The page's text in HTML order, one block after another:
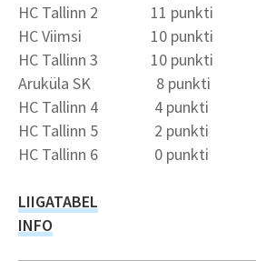
HC Tallinn 2 11 punkti
HC Viimsi 10 punkti
HC Tallinn 3 10 punkti
Aruküla SK 8 punkti
HC Tallinn 4 4 punkti
HC Tallinn 5 2 punkti
HC Tallinn 6 0 punkti
LIIGATABEL
INFO